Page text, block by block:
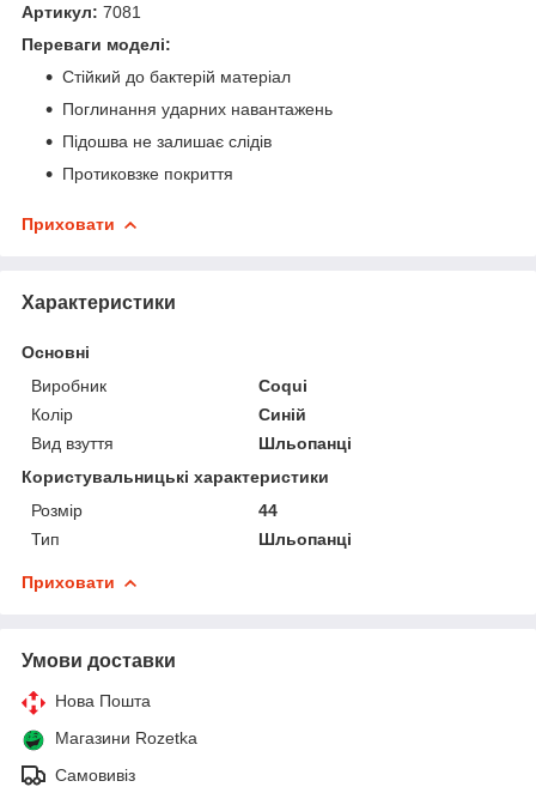
Артикул: 7081
Переваги моделі:
Стійкий до бактерій матеріал
Поглинання ударних навантажень
Підошва не залишає слідів
Протиковзке покриття
Приховати
Характеристики
Основні
Виробник
Coqui
Колір
Синій
Вид взуття
Шльопанці
Користувальницькі характеристики
Розмір
44
Тип
Шльопанці
Приховати
Умови доставки
Нова Пошта
Магазини Rozetka
Самовивіз